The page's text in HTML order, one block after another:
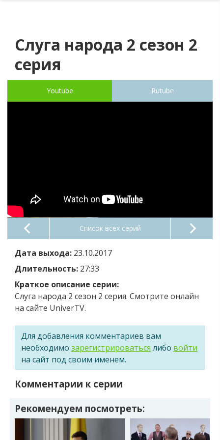
Слуга народа 2 сезон 2
серия
Youtube Rutube
Список всех серий
Дата выхода: 23.10.2017
Длительность: 27:33
Краткое описание серии:
Слуга народа 2 сезон 2 серия. Смотрите онлайн
на сайте UniverTV.
Для добавления комментариев вам
необходимо зарегистрироваться либо войти
на сайт под своим именем.
Комментарии к серии
Рекомендуем посмотреть: